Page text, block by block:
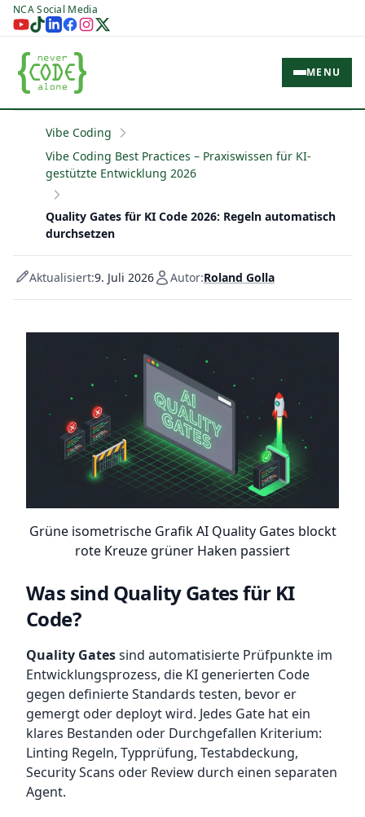
NCA Social Media
MENU
Vibe Coding
Vibe Coding Best Practices – Praxiswissen für KI-
gestützte Entwicklung 2026
Quality Gates für KI Code 2026: Regeln automatisch
durchsetzen
Aktualisiert:9. Juli 2026 Autor:Roland Golla
Grüne isometrische Grafik AI Quality Gates blockt
rote Kreuze grüner Haken passiert
Was sind Quality Gates für KI
Code?
Quality Gatessind automatisierte Prüfpunkte im
Entwicklungsprozess, die KI generierten Code
gegen definierte Standards testen, bevor er
gemergt oder deployt wird. Jedes Gate hat ein
klares Bestanden oder Durchgefallen Kriterium:
Linting Regeln, Typprüfung, Testabdeckung,
Security Scans oder Review durch einen separaten
Agent.